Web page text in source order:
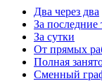
Два через два
За последние
За сутки
От прямых
Полная
Сменный